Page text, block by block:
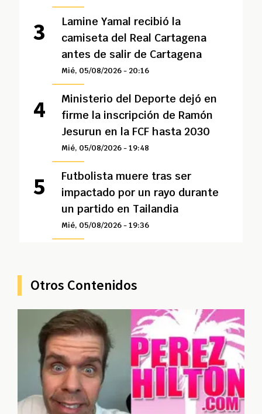
Lamine Yamal recibió la
camiseta del Real Cartagena
antes de salir de Cartagena
Mié, 05/08/2026 - 20:16
Ministerio del Deporte dejó en
firme la inscripción de Ramón
Jesurun en la FCF hasta 2030
Mié, 05/08/2026 - 19:48
Futbolista muere tras ser
impactado por un rayo durante
un partido en Tailandia
Mié, 05/08/2026 - 19:36
Otros Contenidos